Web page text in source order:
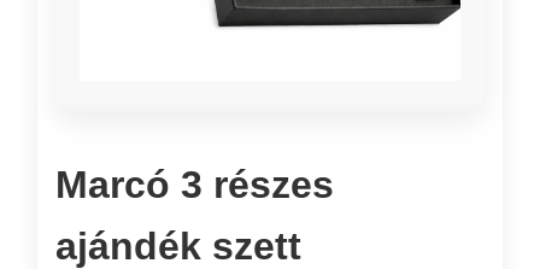
Marcó 3 részes
ajándék szett